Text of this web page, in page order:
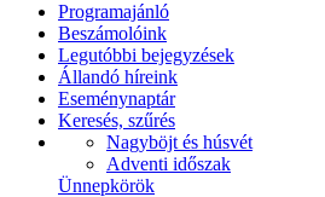
Programajánló
Beszámolóink
Legutóbbi bejegyzések
Állandó híreink
Eseménynaptár
Keresés, szűrés
Nagyböjt és húsvét
Adventi időszak
Ünnepkörök